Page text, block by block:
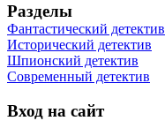
Разделы
Фантастический детектив
Исторический детектив
Шпионский детектив
Современный детектив
Вход на сайт